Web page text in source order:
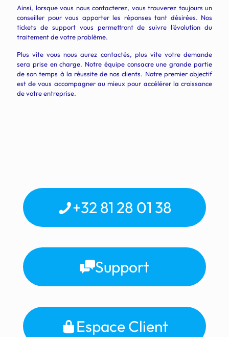
Ainsi, lorsque vous nous contacterez, vous trouverez toujours un
conseiller pour vous apporter les réponses tant désirées. Nos
tickets de support vous permettront de suivre l’évolution du
traitement de votre problème.
Plus vite vous nous aurez contactés, plus vite votre demande
sera prise en charge. Notre équipe consacre une grande partie
de son temps à la réussite de nos clients. Notre premier objectif
est de vous accompagner au mieux pour accélérer la croissance
de votre entreprise.
+32 81 28 01 38
Support
Espace Client